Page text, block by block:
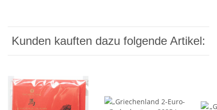
Kunden kauften dazu folgende Artikel: